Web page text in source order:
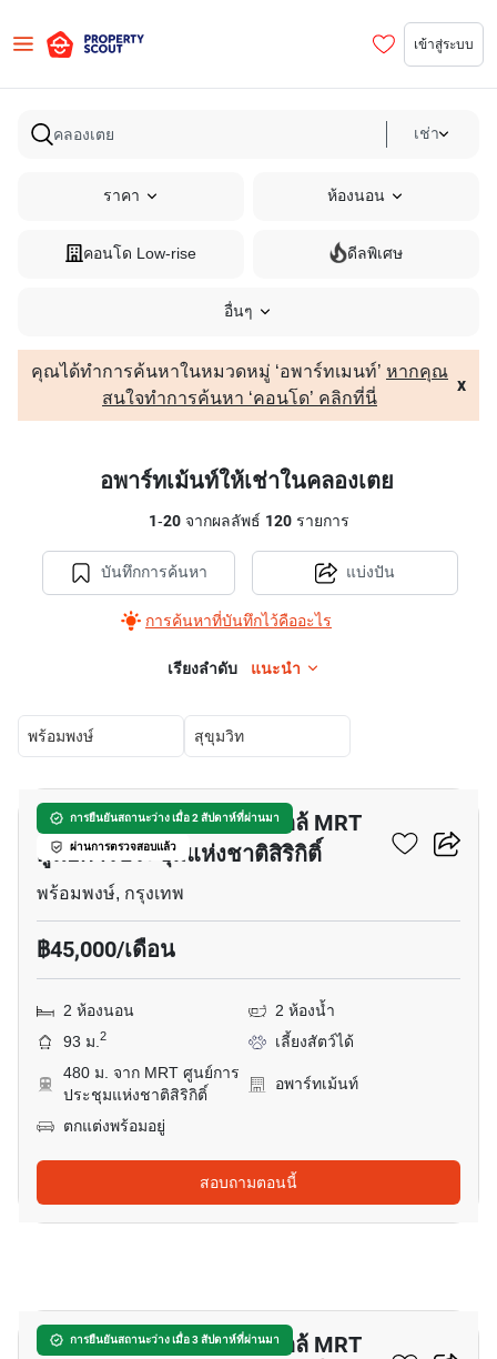
เข้าสู่ระบบ
เช่า
ราคา ห้องนอน
คอนโด Low-rise ดีลพิเศษ
อื่นๆ
คุณได้ทำการค้นหาในหมวดหมู่ ‘อพาร์ทเมนท์’ หากคุณ
สนใจทำการค้นหา ‘คอนโด’ คลิกที่นี่
x
อพาร์ทเม้นท์ให้เช่าในคลองเตย
1-20จากผลลัพธ์ 120รายการ
บันทึกการค้นหา
การค้นหาที่บันทึกไว้คืออะไร
แบ่งปัน
เรียงลำดับ แนะนำ
พร้อมพงษ์ สุขุมวิท
การยืนยันสถานะว่าง เมื่อ 2 สัปดาห์ที่ผ่านมา
ผ่านการตรวจสอบแล้ว
อพาร์ทเมนต์ 2-ห้องนอน ใกล้ MRT
ศูนย์การประชุมแห่งชาติสิริกิติ์
พร้อมพงษ์, กรุงเทพ
฿45,000/เดือน
2 ห้องนอน
2 ห้องน้ำ
93 ม.2
เลี้ยงสัตว์ได้
480 ม. จาก MRT ศูนย์การ
ประชุมแห่งชาติสิริกิติ์
อพาร์ทเม้นท์
ตกแต่งพร้อมอยู่
สอบถามตอนนี้
การยืนยันสถานะว่าง เมื่อ 3 สัปดาห์ที่ผ่านมา
อพาร์ทเมนต์ 1-ห้องนอน ใกล้ MRT